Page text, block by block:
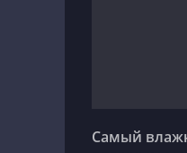
Самый влажный месяц в Хайкоу – май, когда средняя влажность достигает 85%. Наименее